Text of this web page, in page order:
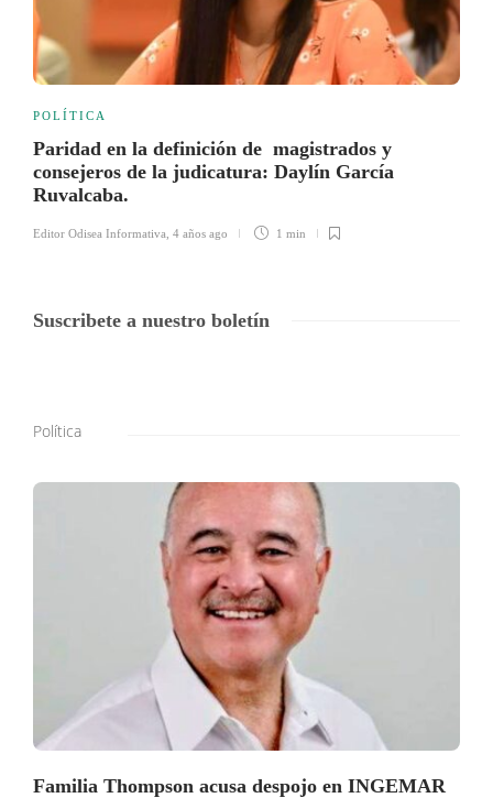
POLÍTICA
Paridad en la definición de magistrados y
consejeros de la judicatura: Daylín García
Ruvalcaba.
Editor Odisea Informativa 4 años ago 1 min
Suscribete a nuestro boletín
Política
Familia Thompson acusa despojo en INGEMAR